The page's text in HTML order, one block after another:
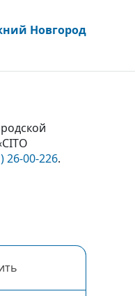
Новгород
26-00-226.